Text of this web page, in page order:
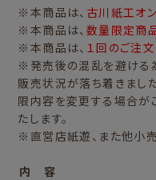
※本商品は、 古川紙工オ
※本商品は、 数量限定商
※本商品は、 １回のご注
※発売後の混乱を避ける
販売状況が落ち着きまし
限内容を変更する場合が
たします。
※直営店紙遊、また他小
内 容